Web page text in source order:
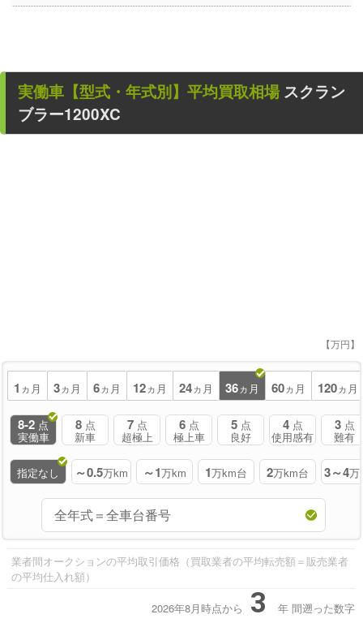
実働車 【型式・年式別】平均買取相場 スクラン
ブラー1200XC
【万円】
1 ヵ月 3ヵ月 6ヵ月 12ヵ月 24ヵ月 36ヵ月 60ヵ月 120ヵ月
8-2 点
実働車
8 点
新車
7 点
超極上
6 点
極上車
5 点
良好
4 点
使用感有
3 点
難有
指定なし ～0.5万km ～1万km 1万km台 2万km台 3～4万
業者間オークションの平均取引価格（買取業者の平均転売額＝販売業者
の平均仕入れ額）
2026年8月時点から 3 年 間遡った数字